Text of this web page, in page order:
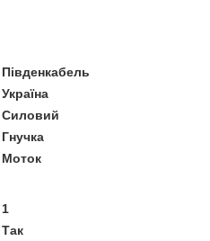
Південкабель
Україна
Силовий
Гнучка
Моток
1
Так